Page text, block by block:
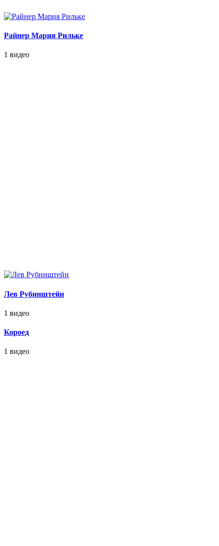
Райнер Мария Рильке
1 видео
Лев Рубинштейн
1 видео
Короед
1 видео